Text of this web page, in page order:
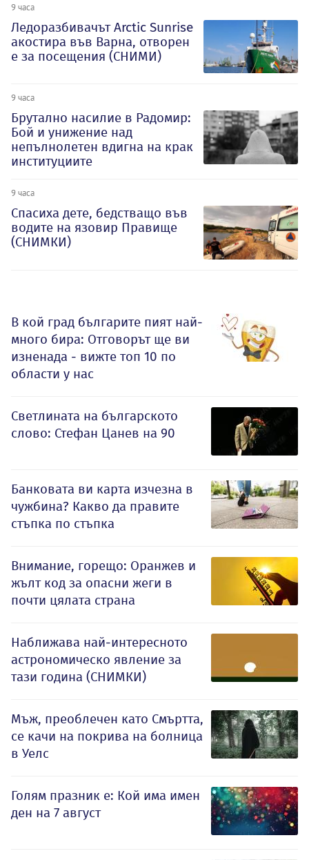
9 часа
Ледоразбивачът Arctic Sunrise
акостира във Варна, отворен
е за посещения (СНИМИ)
9 часа
Брутално насилие в Радомир:
Бой и унижение над
непълнолетен вдигна на крак
институциите
9 часа
Спасиха дете, бедстващо във
водите на язовир Правище
(СНИМКИ)
В кой град българите пият най-
много бира: Отговорът ще ви
изненада - вижте топ 10 по
области у нас
Светлината на българското
слово: Стефан Цанев на 90
Банковата ви карта изчезна в
чужбина? Какво да правите
стъпка по стъпка
Внимание, горещо: Оранжев и
жълт код за опасни жеги в
почти цялата страна
Наближава най-интересното
астрономическо явление за
тази година (СНИМКИ)
Мъж, преоблечен като Смъртта,
се качи на покрива на болница
в Уелс
Голям празник е: Кой има имен
ден на 7 август